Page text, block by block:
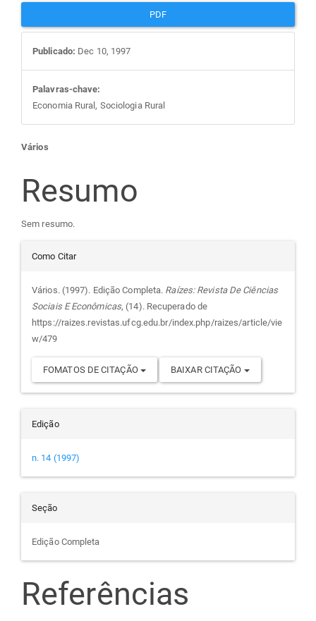
PDF
Publicado: Dec 10, 1997
Palavras-chave:
Economia Rural, Sociologia Rural
Conteúdo
do
artigo
principal
Vários
Resumo
Sem resumo.
Detalhes
do
artigo
Como Citar
Vários. (1997). Edição Completa. Raízes: Revista De Ciências
Sociais E Econômicas, (14). Recuperado de
https://raizes.revistas.ufcg.edu.br/index.php/raizes/article/vie
w/479
FOMATOS DE CITAÇÃO BAIXAR CITAÇÃO
Edição
n. 14 (1997)
Seção
Edição Completa
Referências